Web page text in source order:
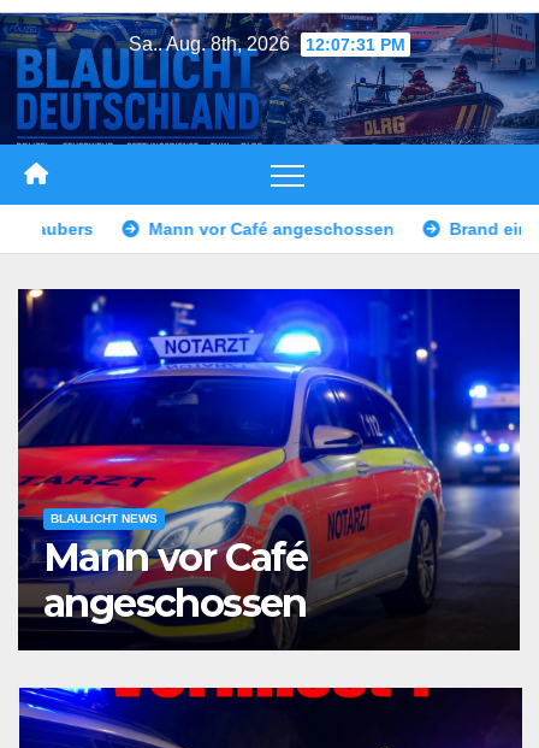
Zum
Inhalt
springen
Sa.. Aug. 8th, 2026 12:07:34 PM
Brand eines Sattelaufliegers – Vollsperrung
BLAULICHT NEWS
Mann vor Café
angeschossen